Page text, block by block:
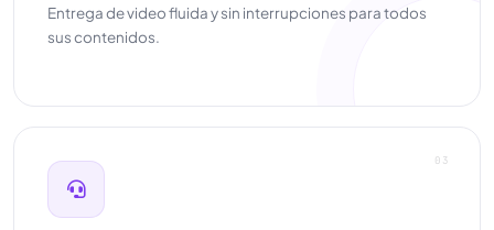
Entrega de video fluida y sin interrupciones para todos
sus contenidos.
03